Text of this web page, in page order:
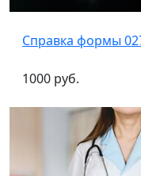
Справка формы
1000 руб.